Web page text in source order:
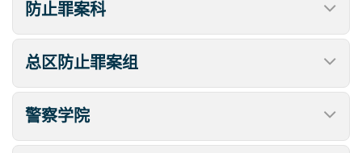
防止罪案科
总区防止罪案组
警察学院